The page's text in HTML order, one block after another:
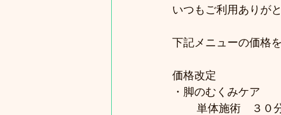
いつもご利用ありが
下記メニューの価格
価格改定
・脚のむくみケア
単体施術　３０